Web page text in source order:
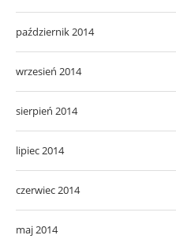
październik 2014
wrzesień 2014
sierpień 2014
lipiec 2014
czerwiec 2014
maj 2014